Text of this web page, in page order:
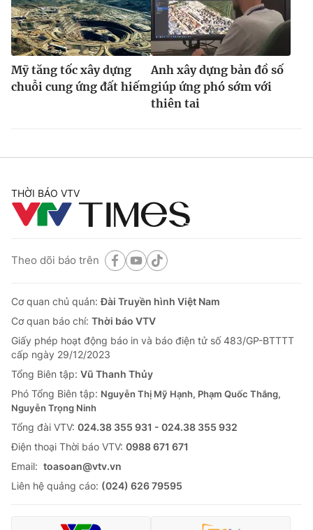
Mỹ tăng tốc xây dựng
chuỗi cung ứng đất hiếm
Anh xây dựng bản đồ số
giúp ứng phó sớm với
thiên tai
THỜI BÁO VTV
Theo dõi báo trên
Cơ quan chủ quản:Đài Truyền hình Việt Nam
Cơ quan báo chí: Thời báo VTV
Giấy phép hoạt động báo in và báo điện tử số 483/GP-BTTTT
cấp ngày 29/12/2023
Tổng Biên tập: Vũ Thanh Thủy
Phó Tổng Biên tập: Nguyễn Thị Mỹ Hạnh, Phạm Quốc Thắng,
Nguyễn Trọng Ninh
Tổng đài VTV: 024.38 355 931 - 024.38 355 932
Ðiện thoại Thời báo VTV: 0988 671 671
Email: toasoan@vtv.vn
Liên hệ quảng cáo: (024) 626 79595